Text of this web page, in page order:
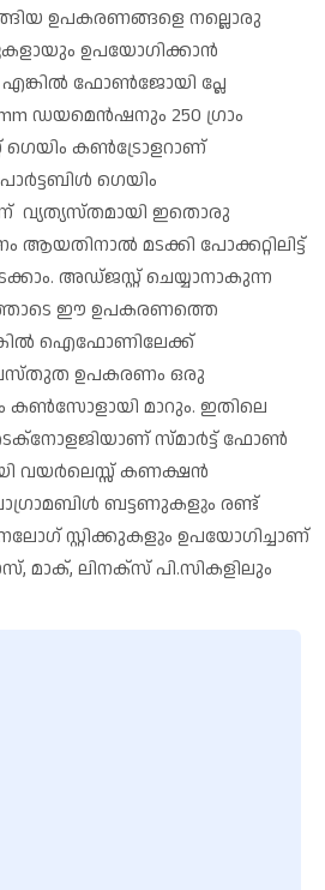
ഉപകരണങ്ങളെ നല്ലൊരു
ഉപയോഗിക്കാൻ
ഫോൺജോയി പ്ലേ
ഡയമെൻഷനും 250 ഗ്രാം
കൺട്രോളറാണ്
ഗെയിം
വ്യത്യസ്തമായി ഇതൊരു
മടക്കി പോക്കറ്റിലിട്ട്
അഡ്ജസ്റ്റ് ചെയ്യാനാകുന്ന
ഈ ഉപകരണത്തെ
ഐഫോണിലേക്ക്
പ്രസ്തുത ഉപകരണം ഒരു
മാറും. ഇതിലെ
സ്മാർട്ട് ഫോൺ
വയർലെസ്സ് കണക്ഷൻ
ബട്ടണുകളും രണ്ട്
സ്റ്റിക്കുകളും ഉപയോഗിച്ചാണ്
മാക്, ലിനക്സ് പി.സികളിലും